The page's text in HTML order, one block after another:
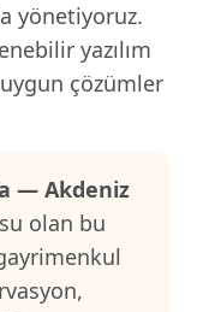
yönetiyoruz.
yazılım
çözümler
— Akdeniz
olan bu